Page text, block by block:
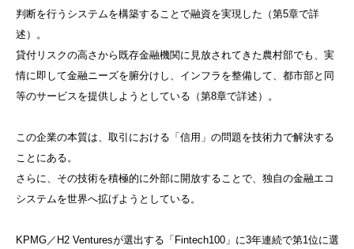
判断を行うシステムを構築することで融資を実現した（第5章で詳
述）。
貸付リスクの高さから既存金融機関に見放されてきた農村部でも、実
情に即して金融ニーズを腑分けし、インフラを整備して、都市部と同
等のサービスを提供しようとしている（第8章で詳述）。
この企業の本質は、取引における「信用」の問題を技術力で解決する
ことにある。
さらに、その技術を積極的に外部に開放することで、独自の金融エコ
システムを世界へ拡げようとしている。
KPMG／H2 Venturesが選出する「Fintech100」に3年連続で第1位に選